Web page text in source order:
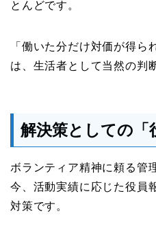
とんどです。
「働いた分だけ対価が得ら
は、生活者として当然の判
解決策としての「
ボランティア精神に頼る管
今、活動実績に応じた役員
対策です。